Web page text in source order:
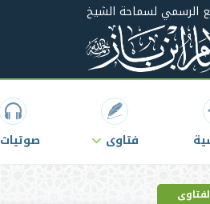
الرسمي لسماحة الشيخ
فتاوى صوتيات